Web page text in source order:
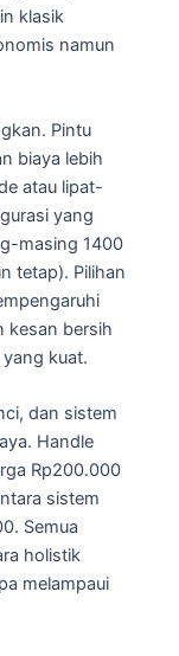
klasik
namun
Pintu
biaya lebih
atau lipat-
yang
masing 1400
tetap). Pilihan
kesan bersih
kuat.
dan sistem
Handle
Rp200.000
sistem
Semua
holistik
melampaui